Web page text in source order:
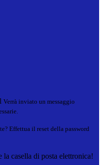
Verrà inviato un messaggio
Effettua il reset della password
casella di posta elettronica!